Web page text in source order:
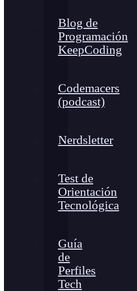
Blog de
Programación
KeepCoding
Codemacers
(podcast)
Nerdsletter
Test de
Orientación
Tecnológica
Guía
de
Perfiles
Tech